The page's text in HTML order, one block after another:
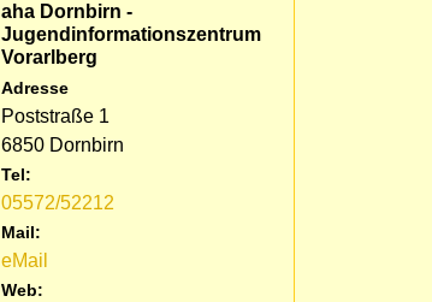
aha Dornbirn -
Jugendinformationszentrum
Vorarlberg
Adresse
Poststraße 1
6850 Dornbirn
Tel:
05572/52212
Mail:
eMail
Web: